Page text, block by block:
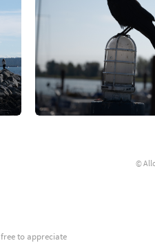
©
to appreciate